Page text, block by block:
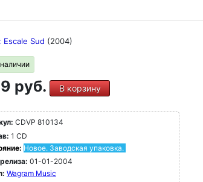
Escale Sud (2004)
руб. В корзину
CDVP 810134
1 CD
Новое. Заводская упаковка.
01-01-2004
Wagram Music